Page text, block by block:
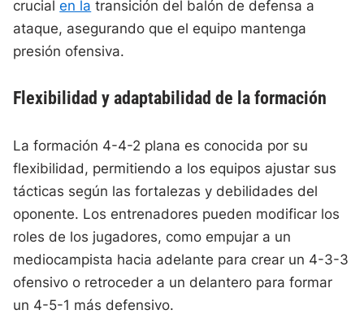
crucialen la transición del balón de defensa a
ataque, asegurando que el equipo mantenga
presión ofensiva.
Flexibilidad y adaptabilidad de la formación
La formación 4-4-2 plana es conocida por su
flexibilidad, permitiendo a los equipos ajustar sus
tácticas según las fortalezas y debilidades del
oponente. Los entrenadores pueden modificar los
roles de los jugadores, como empujar a un
mediocampista hacia adelante para crear un 4-3-3
ofensivo o retroceder a un delantero para formar
un 4-5-1 más defensivo.